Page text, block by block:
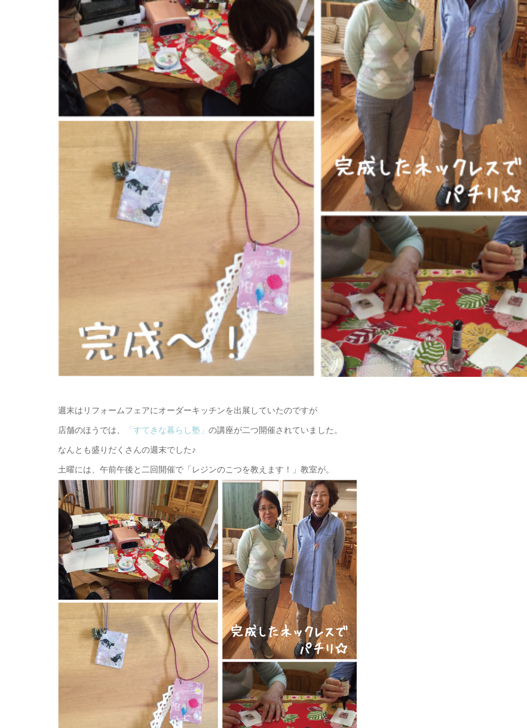
週末はリフォームフェアにオーダーキッチンを出展していたのですが
店舗のほうでは、 「すてきな暮らし塾」 の講座が二つ開催されていました。
なんとも盛りだくさんの週末でした♪
土曜には、午前午後と二回開催で「レジンのこつを教えます！」教室が。